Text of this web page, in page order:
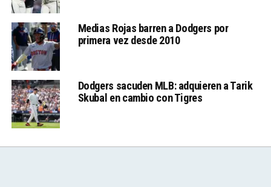
Medias Rojas barren a Dodgers por
primera vez desde 2010
Dodgers sacuden MLB: adquieren a Tarik
Skubal en cambio con Tigres